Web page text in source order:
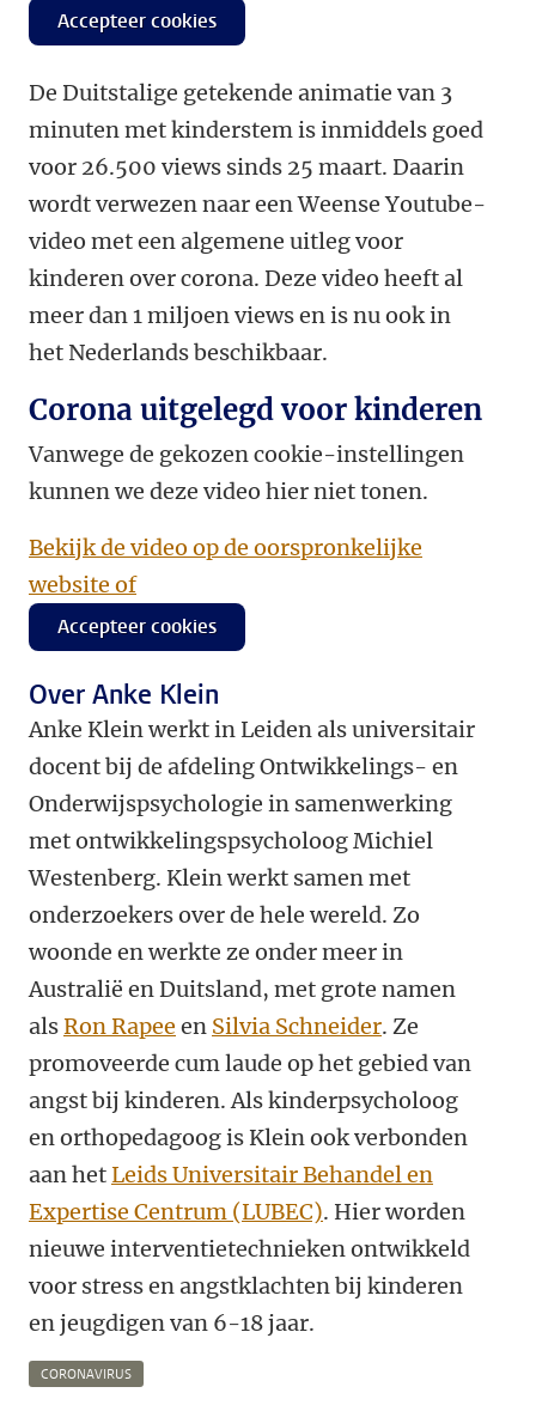
Accepteer cookies
De Duitstalige getekende animatie van 3
minuten met kinderstem is inmiddels goed
voor 26.500 views sinds 25 maart. Daarin
wordt verwezen naar een Weense Youtube-
video met een algemene uitleg voor
kinderen over corona. Deze video heeft al
meer dan 1 miljoen views en is nu ook in
het Nederlands beschikbaar.
Corona uitgelegd voor kinderen
Vanwege de gekozen cookie-instellingen
kunnen we deze video hier niet tonen.
Bekijk de video op de oorspronkelijke
website of
Accepteer cookies
Over Anke Klein
Anke Klein werkt in Leiden als universitair
docent bij de afdeling Ontwikkelings- en
Onderwijspsychologie in samenwerking
met ontwikkelingspsycholoog Michiel
Westenberg. Klein werkt samen met
onderzoekers over de hele wereld. Zo
woonde en werkte ze onder meer in
Australië en Duitsland, met grote namen
alsRon Rapee en Silvia Schneider. Ze
promoveerde cum laude op het gebied van
angst bij kinderen. Als kinderpsycholoog
en orthopedagoog is Klein ook verbonden
aan hetLeids Universitair Behandel en
Expertise Centrum (LUBEC). Hier worden
nieuwe interventietechnieken ontwikkeld
voor stress en angstklachten bij kinderen
en jeugdigen van 6-18 jaar.
CORONAVIRUS